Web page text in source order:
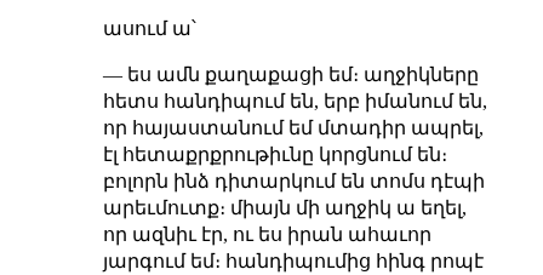
ասում ա՝
— ես ամն քաղաքացի եմ։ աղջիկները
հետս հանդիպում են, երբ իմանում են,
որ հայաստանում եմ մտադիր ապրել,
էլ հետաքրքրութիւնը կորցնում են։
բոլորն ինձ դիտարկում են տոմս դէպի
արեւմուտք։ միայն մի աղջիկ ա եղել,
որ ազնիւ էր, ու ես իրան ահաւոր
յարգում եմ։ հանդիպումից հինգ րոպէ